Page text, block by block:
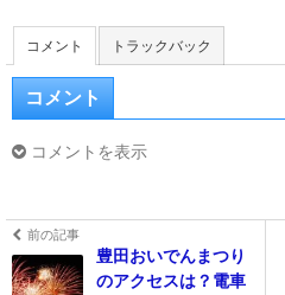
コメント トラックバック
コメント
コメントを表示
前の記事
豊田おいでんまつり
のアクセスは？電車